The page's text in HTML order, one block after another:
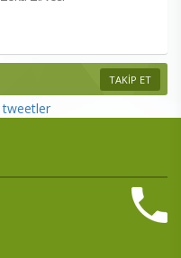
TAKİP ET
tweetler